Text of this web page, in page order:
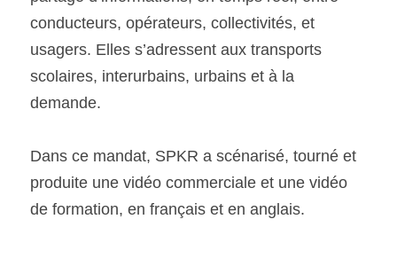
conducteurs, opérateurs, collectivités, et
usagers. Elles s’adressent aux transports
scolaires, interurbains, urbains et à la
demande.
Dans ce mandat, SPKR a scénarisé, tourné et
produite une vidéo commerciale et une vidéo
de formation, en français et en anglais.